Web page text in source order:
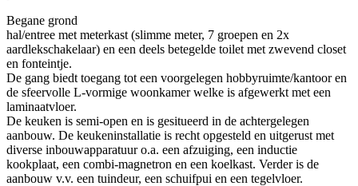
Begane grond
hal/entree met meterkast (slimme meter, 7 groepen en 2x
aardlekschakelaar) en een deels betegelde toilet met zwevend closet
en fonteintje.
De gang biedt toegang tot een voorgelegen hobbyruimte/kantoor en
de sfeervolle L-vormige woonkamer welke is afgewerkt met een
laminaatvloer.
De keuken is semi-open en is gesitueerd in de achtergelegen
aanbouw. De keukeninstallatie is recht opgesteld en uitgerust met
diverse inbouwapparatuur o.a. een afzuiging, een inductie
kookplaat, een combi-magnetron en een koelkast. Verder is de
aanbouw v.v. een tuindeur, een schuifpui en een tegelvloer.